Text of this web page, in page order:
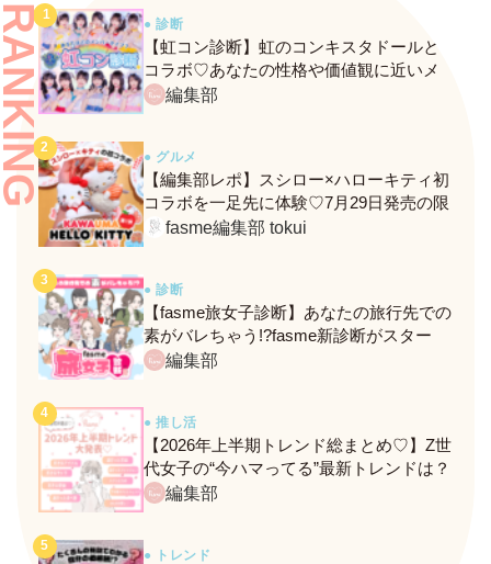
● 診断
【虹コン診断】虹のコンキスタドールと
コラボ♡あなたの性格や価値観に近いメ
ンバーがわかる、fasmeの新診断がスター
編集部
● グルメ
【編集部レポ】スシロー×ハローキティ初
コラボを一足先に体験♡7月29日発売の限
定メニュー＆グッズをレポ！
fasme編集部 tokui
● 診断
【fasme旅女子診断】あなたの旅行先での
素がバレちゃう!?fasme新診断がスター
ト！編集部
● 推し活
【2026年上半期トレンド総まとめ♡】Z世
代女子の“今ハマってる”最新トレンドは？
ネクストバズ予報もチェック♪
編集部
● トレンド